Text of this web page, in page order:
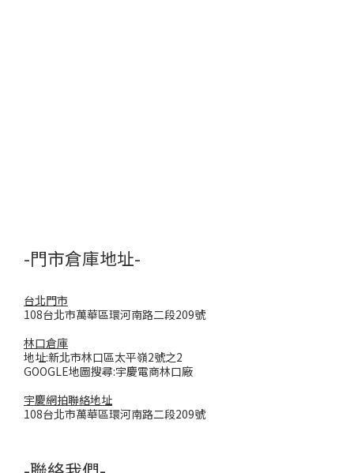
-門市倉庫地址-
台北門市
108台北市萬華區環河南路二段209號
林口倉庫
地址:新北市林口區太平嶺2號之2
GOOGLE地圖搜尋:宇慶電商林口廠
宇慶網拍聯絡地址
108台北市萬華區環河南路二段209號